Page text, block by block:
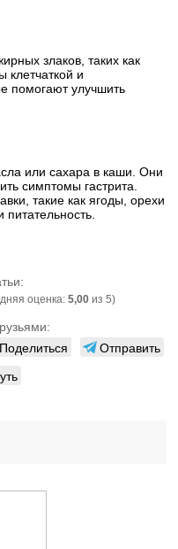
злаков, таких как
клетчаткой и
помогают улучшить
или сахара в каши. Они
симптомы гастрита.
такие как ягоды, орехи
оценка: 5,00из 5)
Поделиться
Отправить